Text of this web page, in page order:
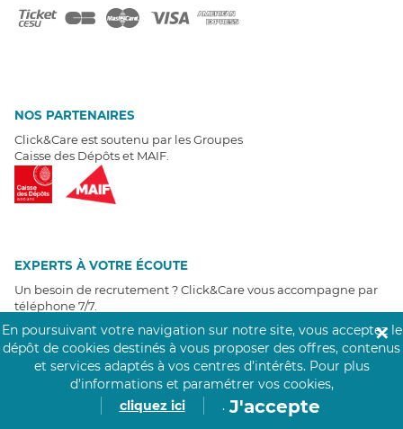
NOS PARTENAIRES
Click&Care est soutenu par les Groupes
Caisse des Dépôts et MAIF.
EXPERTS À VOTRE ÉCOUTE
Un besoin de recrutement ? Click&Care vous accompagne par
téléphone 7/7
Être rappelé aujourd'hui
MOIGNAGES CLIENTS
4,6
/5
En poursuivant votre navigation sur notre site, vous acceptez le
dépôt de cookies destinés à vous proposer des offres, contenus
et services adaptés à vos centres d’intérêts. Pour plus
d’informations et paramétrer vos cookies,
cliquez ici
. J'accepte
✕